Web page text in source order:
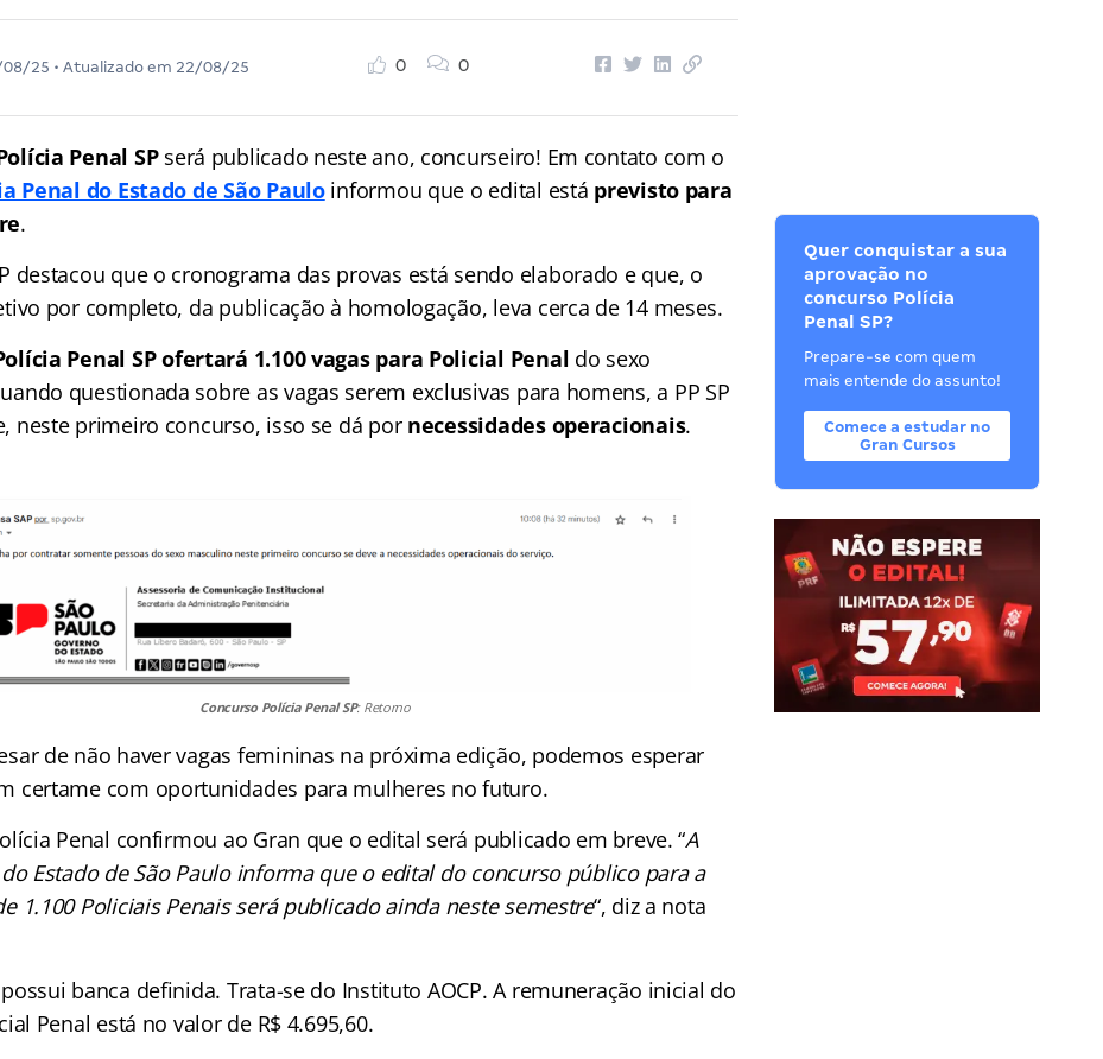
25 • Atualizado em 22/08/25
0 0
Penal SPserá publicado neste ano, concurseiro! Em contato com o
Penal do Estado de São Pauloinformou que o edital está previsto para
.
destacou que o cronograma das provas está sendo elaborado e que, o
por completo, da publicação à homologação, leva cerca de 14 meses.
Penal SP ofertará 1.100 vagas para Policial Penal do sexo
questionada sobre as vagas serem exclusivas para homens, a PP SP
neste primeiro concurso, isso se dá por necessidades operacionais.
Concurso Polícia Penal SP: Retorno
de não haver vagas femininas na próxima edição, podemos esperar
certame com oportunidades para mulheres no futuro.
Penal confirmou ao Gran que o edital será publicado em breve. “A
Estado de São Paulo informa que o edital do concurso público para a
1.100 Policiais Penais será publicado ainda neste semestre“, diz a nota
banca definida. Trata-se do Instituto AOCP. A remuneração inicial do
Penal está no valor de R$ 4.695,60.
Quer conquistar a sua
aprovação no
concurso Polícia
Penal SP?
Prepare-se com quem
mais entende do assunto!
Comece a estudar no
Gran Cursos